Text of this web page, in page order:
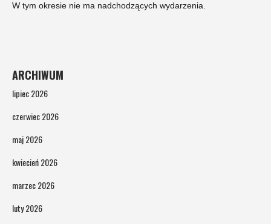
W tym okresie nie ma nadchodzących wydarzenia.
ARCHIWUM
lipiec 2026
czerwiec 2026
maj 2026
kwiecień 2026
marzec 2026
luty 2026